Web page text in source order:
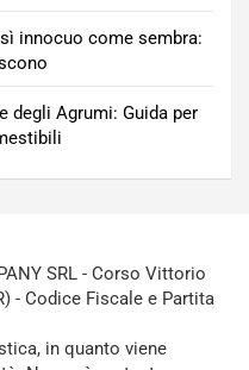
innocuo come sembra:
degli Agrumi: Guida per
SRL - Corso Vittorio
- Codice Fiscale e Partita
in quanto viene